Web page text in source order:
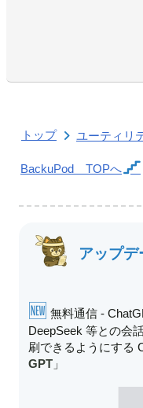
トップ ユーティリ
BackuPod TOPへ
アップデ